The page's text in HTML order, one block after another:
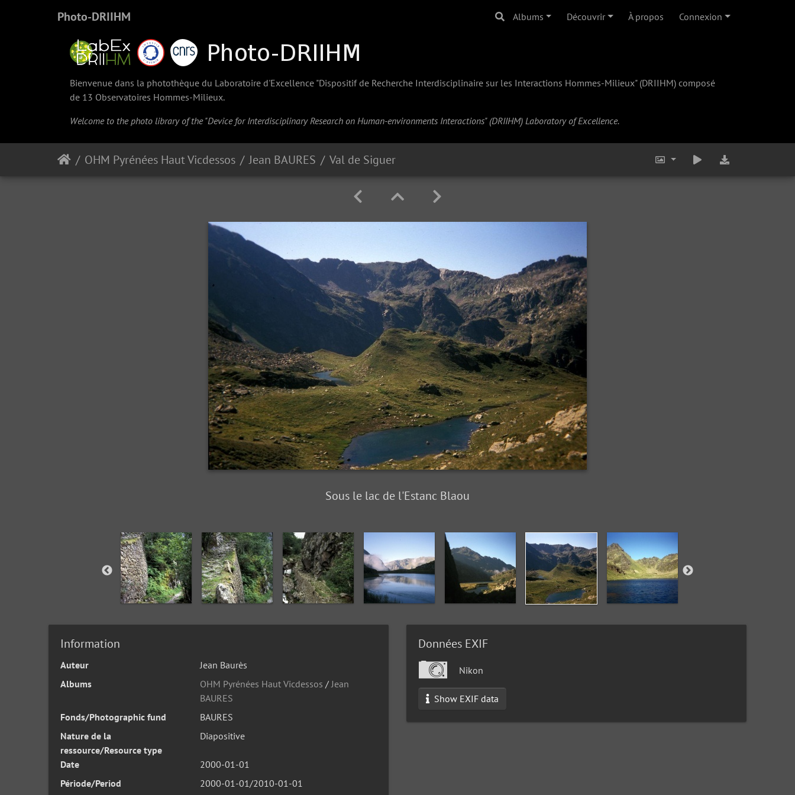
Photo-DRIIHM Albums Découvrir À propos Connexion
Bienvenue dans la photothèque du Laboratoire d'Excellence "Dispositif de Recherche Interdisciplinaire sur les Interactions Hommes-Milieux" (DRIIHM) composé
de 13 Observatoires Hommes-Milieux.
Welcome to the photo library of the "Device for Interdisciplinary Research on Human-environments Interactions" (DRIIHM) Laboratory of Excellence.
OHM Pyrénées Haut Vicdessos Jean BAURES Val de Siguer
Sous le lac de l'Estanc Blaou
Information
Auteur
Jean Baurès
Albums
OHM Pyrénées Haut Vicdessos /Jean
BAURES
Fonds/Photographic fund
BAURES
Nature de la
ressource/Resource type
Diapositive
Date
2000-01-01
Période/Period
2000-01-01/2010-01-01
Données EXIF
Nikon
Show EXIF data